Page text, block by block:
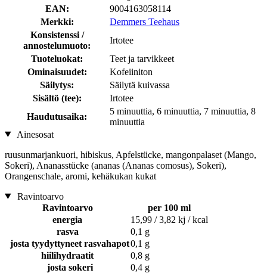
EAN:
9004163058114
Merkki:
Demmers Teehaus
Konsistenssi /
annostelumuoto:
Irtotee
Tuoteluokat:
Teet ja tarvikkeet
Ominaisuudet:
Kofeiiniton
Säilytys:
Säilytä kuivassa
Sisältö (tee):
Irtotee
Haudutusaika:
5 minuuttia, 6 minuuttia, 7 minuuttia, 8
minuuttia
Ainesosat
ruusunmarjankuori, hibiskus, Apfelstücke, mangonpalaset (Mango,
Sokeri), Ananasstücke (ananas (Ananas comosus), Sokeri),
Orangenschale, aromi, kehäkukan kukat
Ravintoarvo
Ravintoarvo
per 100 ml
energia
15,99 / 3,82 kj / kcal
rasva
0,1 g
josta tyydyttyneet rasvahapot0,1 g
hiilihydraatit
0,8 g
josta sokeri
0,4 g